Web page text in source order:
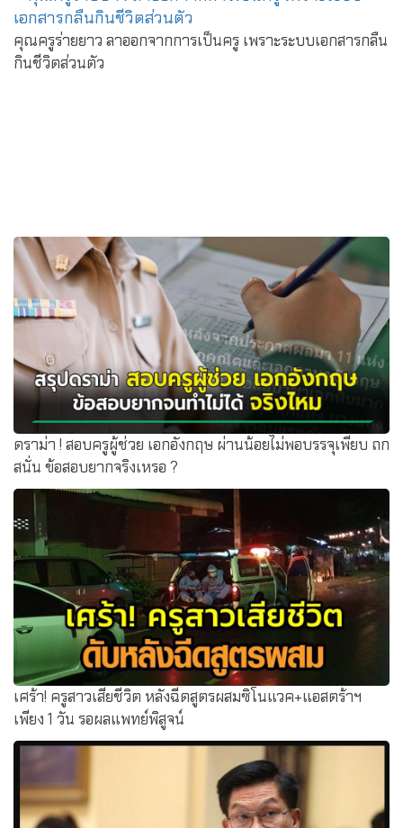
คุณครูร่ายยาว ลาออกจากการเป็นครู เพราะระบบเอกสารกลืน
กินชีวิตส่วนตัว
ดราม่า ! สอบครูผู้ช่วย เอกอังกฤษ ผ่านน้อยไม่พอบรรจุเพียบ ถก
สนั่น ข้อสอบยากจริงเหรอ ?
เศร้า! ครูสาวเสียชีวิต หลังฉีดสูตรผสมซิโนแวค+แอสตร้าฯ
เพียง 1 วัน รอผลแพทย์พิสูจน์